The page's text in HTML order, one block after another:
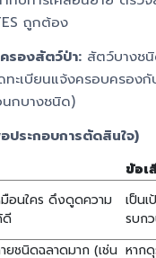
ถูกต้อง
รองสัตว์ป่า:สัตว์บางชนิ
ะเบียนแจ้งครอบครอง
กบางชนิด)
ประกอบการตัดสินใจ)
ข้อเ
มือนใคร ดึงดูดความ
ดี
เป็น
รบก
ยชนิดฉลาดมาก (เช่น หาก